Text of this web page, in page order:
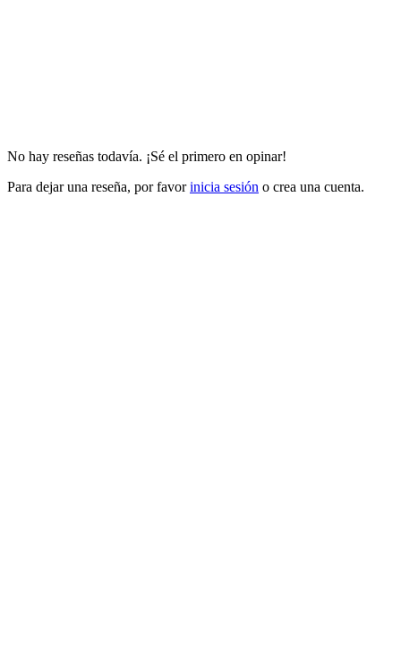
No hay reseñas todavía. ¡Sé el primero en opinar!
Para dejar una reseña, por favorinicia sesión o crea una cuenta.